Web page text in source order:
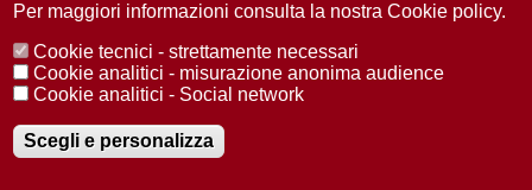
Redazione Copyright Privacy
Area stampa
© 2025 Università di Padova
Registrazione presso il Tribunale di Padova n. 2097/2012 del 18 giugno
2012
Per maggiori informazioni consulta la nostra Cookie policy.
Cookie tecnici - strettamente necessari
Cookie analitici - misurazione anonima audience
Cookie analitici - Social network
Scegli e personalizza